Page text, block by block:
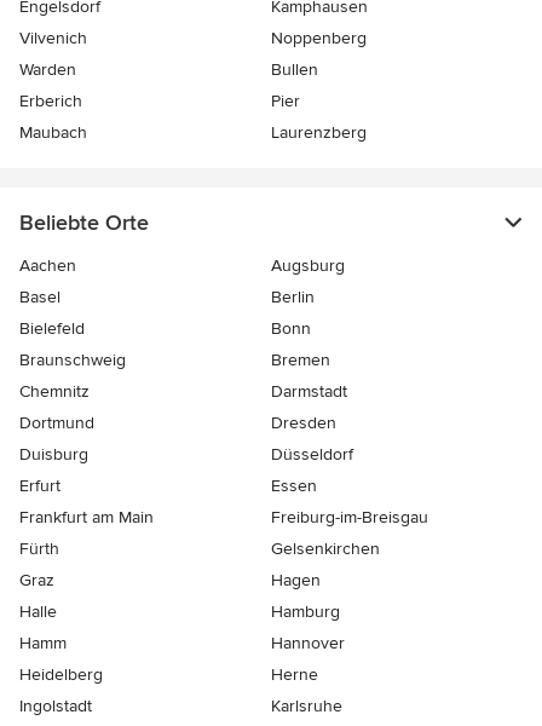
Engelsdorf
Kamphausen
Vilvenich
Noppenberg
Warden
Bullen
Erberich
Pier
Maubach
Laurenzberg
Beliebte Orte
Aachen
Augsburg
Basel
Berlin
Bielefeld
Bonn
Braunschweig
Bremen
Chemnitz
Darmstadt
Dortmund
Dresden
Duisburg
Düsseldorf
Erfurt
Essen
Frankfurt am Main
Freiburg-im-Breisgau
Fürth
Gelsenkirchen
Graz
Hagen
Halle
Hamburg
Hamm
Hannover
Heidelberg
Herne
Ingolstadt
Karlsruhe